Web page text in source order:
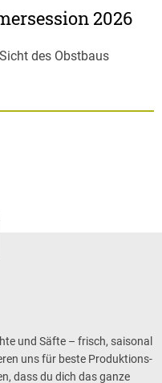
2026
des Obstbaus
und Säfte – frisch, saisonal
uns für beste Produktions-
dass du dich das ganze